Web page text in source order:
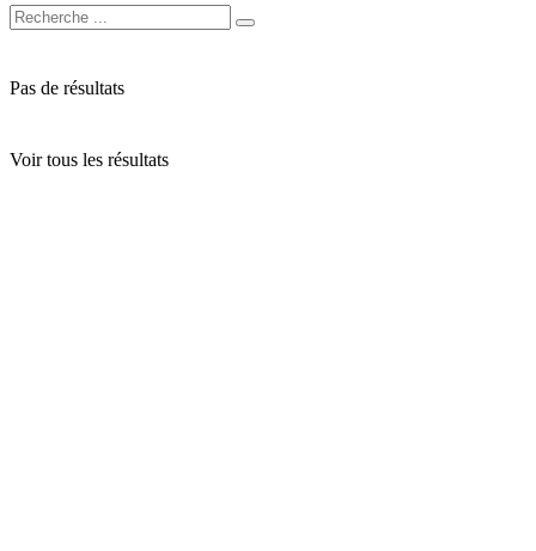
Pas de résultats
Voir tous les résultats